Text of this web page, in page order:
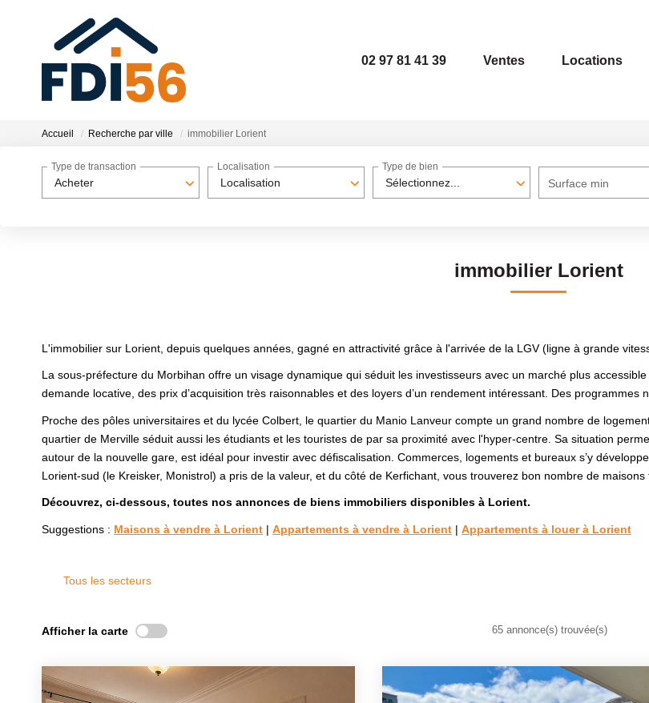
02 97 81 41 39 Ventes Locations
Accueil Recherche par ville immobilier Lorient
Acheter
Type de transaction
Localisation
Localisation
Sélectionnez...
Type de bien
Surface min
immobilier Lorient
L'immobilier sur Lorient, depuis quelques années, gagné en attractivité grâce à l'arrivée de la LGV (ligne à grande
La sous-préfecture du Morbihan offre un visage dynamique qui séduit les investisseurs avec un marché plus
demande locative, des prix d’acquisition très raisonnables et des loyers d’un rendement intéressant. Des programmes
Proche des pôles universitaires et du lycée Colbert, le quartier du Manio Lanveur compte un grand nombre de
quartier de Merville séduit aussi les étudiants et les touristes de par sa proximité avec l'hyper-centre. Sa situation
autour de la nouvelle gare, est idéal pour investir avec défiscalisation. Commerces, logements et bureaux s’y
Lorient-sud (le Kreisker, Monistrol) a pris de la valeur, et du côté de Kerfichant, vous trouverez bon nombre de maisons
Découvrez, ci-dessous, toutes nos annonces de biens immobiliers disponibles à Lorient.
Suggestions : Maisons à vendre à Lorient | Appartements à vendre à Lorient | Appartements à louer à Lorient
Tous les secteurs
Afficher la carte 65 annonce(s) trouvée(s)